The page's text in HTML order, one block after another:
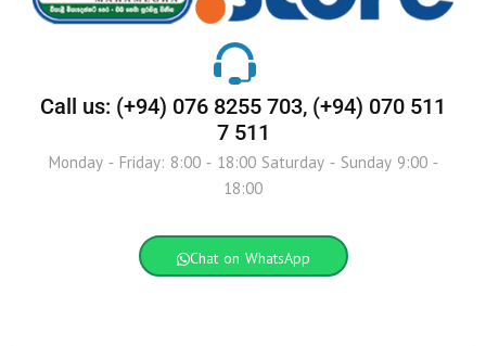
Call us: (+94) 076 8255 703, (+94) 070 511
7 511
Monday - Friday: 8:00 - 18:00 Saturday - Sunday 9:00 -
18:00
Chat on WhatsApp